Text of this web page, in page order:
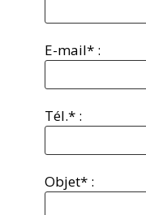
E-mail* :
Tél.* :
Objet* :